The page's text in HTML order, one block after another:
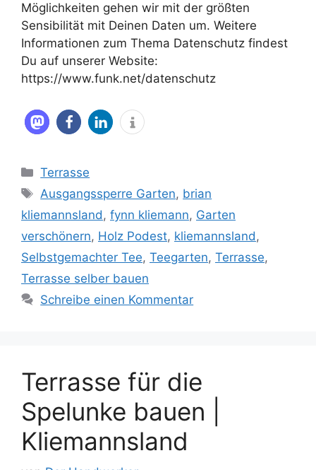
Möglichkeiten gehen wir mit der größten
Sensibilität mit Deinen Daten um. Weitere
Informationen zum Thema Datenschutz findest
Du auf unserer Website:
https://www.funk.net/datenschutz
Kategorien
Terrasse
Schlagwörter
Ausgangssperre Garten, brian
kliemannsland , fynn kliemann, Garten
verschönern, Holz Podest, kliemannsland ,
Selbstgemachter Tee, Teegarten, Terrasse,
Terrasse selber bauen
Schreibe einen Kommentar
Terrasse für die
Spelunke bauen |
Kliemannsland